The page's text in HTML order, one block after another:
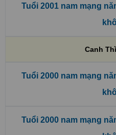
Tuổi 2001 nam mạng
Canh
Tuổi 2000 nam mạng
Tuổi 2000 nam mạng